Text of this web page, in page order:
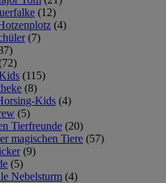
(12)
(4)
(7)
(115)
(8)
Kids (4)
(5)
Tierfreunde (20)
magischen Tiere (57)
(9)
(5)
Nebelsturm (4)